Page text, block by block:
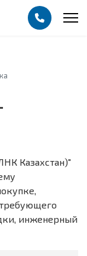
Казахстан)"
инженерный